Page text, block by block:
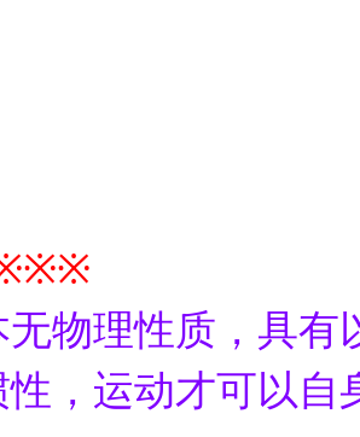
无物理性质，具有
性，运动才可以自